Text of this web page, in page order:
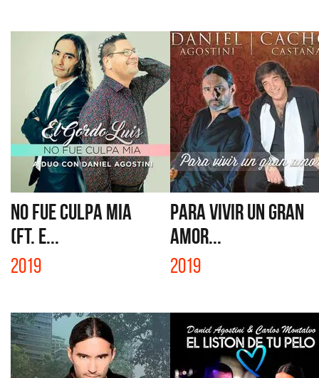
NO FUE CULPA MIA
(FT. E...
2019
PARA VIVIR UN GRAN
AMOR...
2019